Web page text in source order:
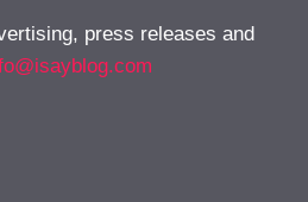
press releases and